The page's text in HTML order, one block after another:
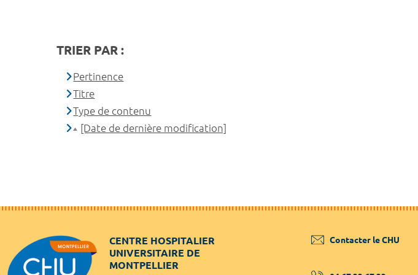
TRIER PAR :
Pertinence
Titre
Type de contenu
[Date de dernière modification]
CENTRE HOSPITALIER
UNIVERSITAIRE DE
MONTPELLIER
Contacter le CHU